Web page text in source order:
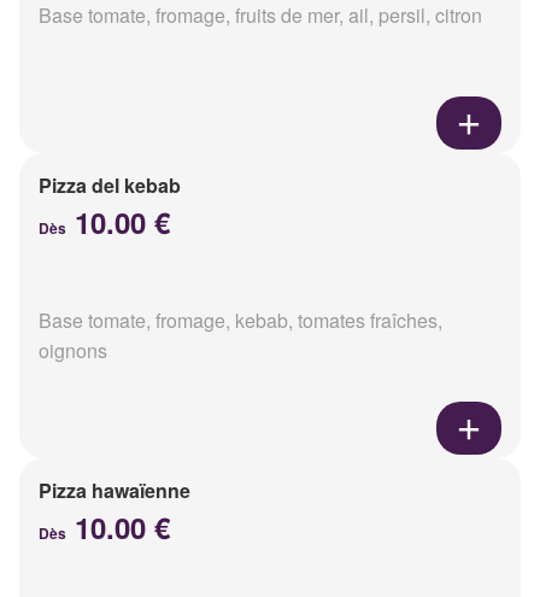
Base tomate, fromage, fruits de mer, ail, persil, citron
Pizza del kebab
Dès 10.00 €
Base tomate, fromage, kebab, tomates fraîches,
oignons
Pizza hawaïenne
Dès 10.00 €